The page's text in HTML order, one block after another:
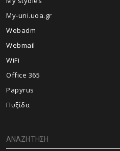
My-uni.uoa.gr
Webadm
Webmail
WiFi
Office 365
Papyrus
Πυξίδα